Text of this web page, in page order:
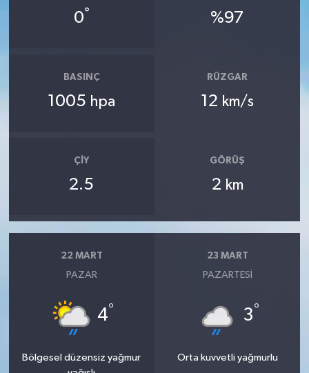
0° %97
BASINÇ
1005 hpa
RÜZGAR
12 km/s
ÇIY
2.5
GÖRÜŞ
2 km
22 MART
PAZAR
4°
Bölgesel düzensiz yağmur
23 MART
PAZARTESI
3°
Orta kuvvetli yağmurlu